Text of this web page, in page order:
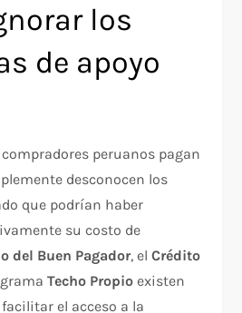
los
de apoyo
peruanos pagan
desconocen los
que podrían haber
su costo de
del Buen Pagador, elCrédito
Techo Propio existen
el acceso a la